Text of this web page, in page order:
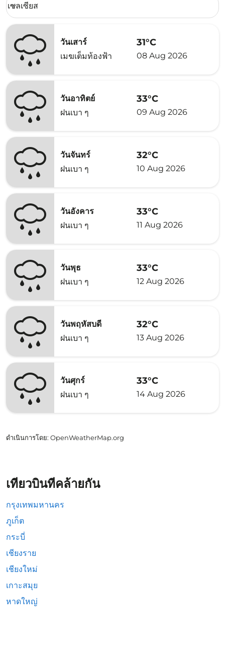
เซลเซียส
keyboard_arrow_down
วันเสาร์
เมฆเต็มท้องฟ้า
31°C
08 Aug 2026
วันอาทิตย์
ฝนเบา ๆ
33°C
09 Aug 2026
วันจันทร์
ฝนเบา ๆ
32°C
10 Aug 2026
วันอังคาร
ฝนเบา ๆ
33°C
11 Aug 2026
วันพุธ
ฝนเบา ๆ
33°C
12 Aug 2026
วันพฤหัสบดี
ฝนเบา ๆ
32°C
13 Aug 2026
วันศุกร์
ฝนเบา ๆ
33°C
14 Aug 2026
ดำเนินการโดย: OpenWeatherMap.org
เที่ยวบินที่คล้ายกัน
กรุงเทพมหานคร
ภูเก็ต
กระบี่
เชียงราย
เชียงใหม่
เกาะสมุย
หาดใหญ่